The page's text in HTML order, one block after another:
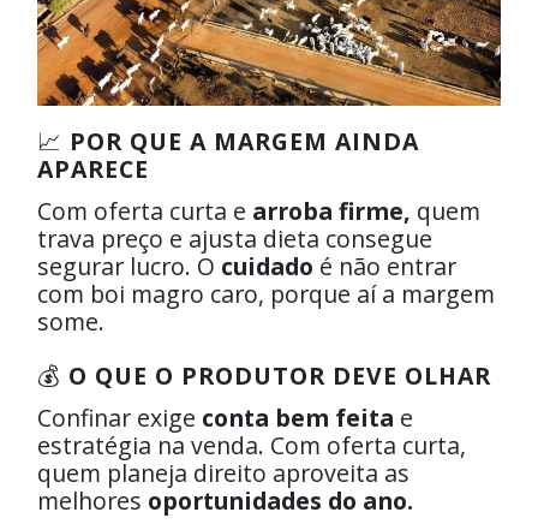
📈 POR QUE A MARGEM AINDA
APARECE
Com oferta curta e arroba firme, quem
trava preço e ajusta dieta consegue
segurar lucro. O cuidado é não entrar
com boi magro caro, porque aí a margem
some.
💰 O QUE O PRODUTOR DEVE OLHAR
Confinar exige conta bem feita e
estratégia na venda. Com oferta curta,
quem planeja direito aproveita as
melhores oportunidades do ano.